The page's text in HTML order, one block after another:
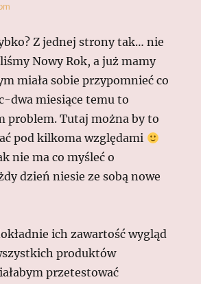
Z jednej strony tak… nie
Nowy Rok, a już mamy
miała sobie przypomnieć co
dwa miesiące temu to
problem. Tutaj można by to
pod kilkoma względami
nie ma co myśleć o
dzień niesie ze sobą nowe
ich zawartość wygląd
produktów
przetestować